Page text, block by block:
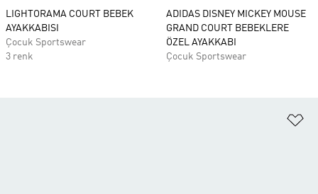
LIGHTORAMA COURT BEBEK
AYAKKABISI
Çocuk Sportswear
3 renk
ADIDAS DISNEY MICKEY MOUSE
GRAND COURT BEBEKLERE
ÖZEL AYAKKABI
Çocuk Sportswear